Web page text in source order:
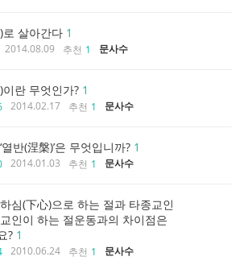
로 살아간다 1
2014.08.09 추천 1 문사수
란 무엇인가? 1
2014.02.17 추천 1 문사수
반(涅槃)’은 무엇입니까? 1
2014.01.03 추천 1 문사수
심(下心)으로 하는 절과 타종교인
인이 하는 절운동과의 차이점은
? 1
2010.06.24 추천 1 문사수